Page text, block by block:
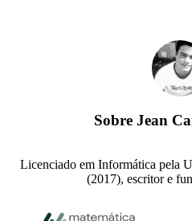
Sobre Jean
Licenciado em Informática pela
(2017), escritor e
Footer